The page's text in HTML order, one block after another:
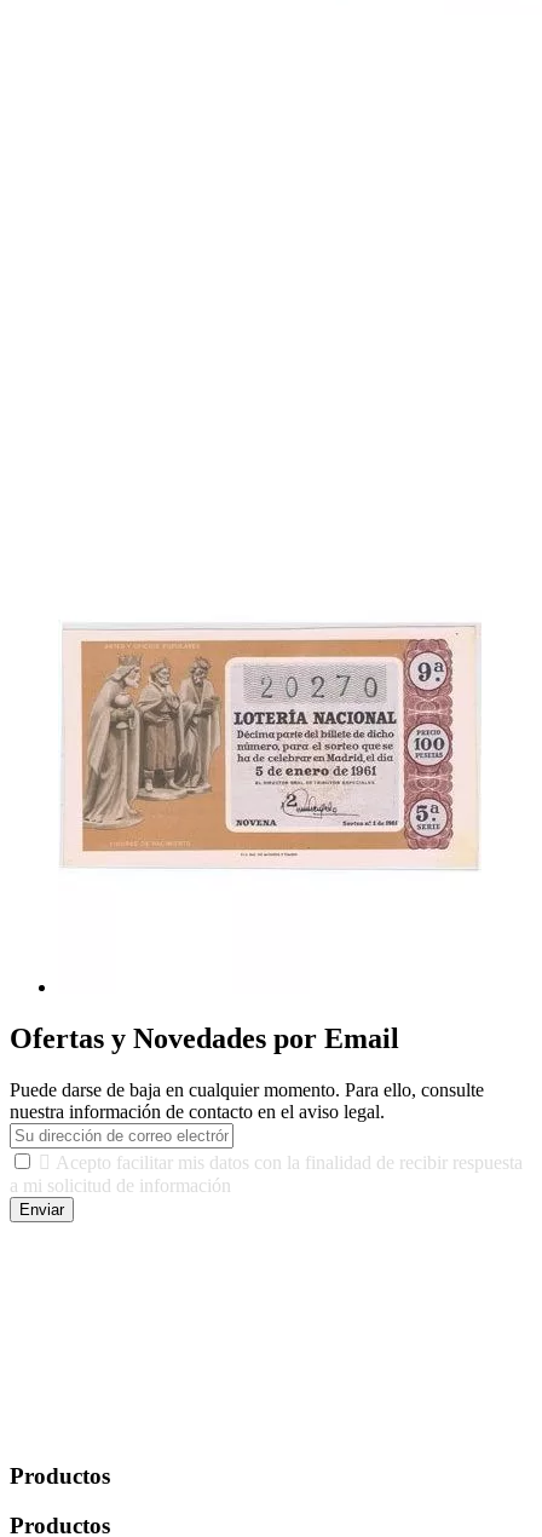
Ofertas y Novedades por Email
Puede darse de baja en cualquier momento. Para ello, consulte
nuestra información de contacto en el aviso legal.
 Acepto facilitar mis datos con la finalidad de recibir respuesta
a mi solicitud de información
Enviar
Productos
Productos